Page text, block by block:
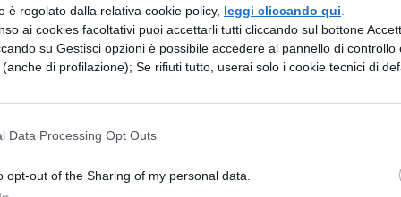
è regolato dalla relativa cookie policy, leggi cliccando qui
ai cookies facoltativi puoi accettarli tutti cliccando sul bottone
su Gestisci opzioni è possibile accedere al pannello di controllo
di profilazione); Se rifiuti tutto, userai solo i cookie tecnici di
Data Processing Opt Outs
opt-out of the Sharing of my personal data.
sarebbe anacronistico. La Religione, infine, è
IL CONCILIATORE.Il Romanticimo lombardo
patriottico-risorgimentale, evidente nel
due volte a settimana a Milano dal 3
viene sostenuto economicamente dal conte
e dal conte Federico Confalonieri (1785-